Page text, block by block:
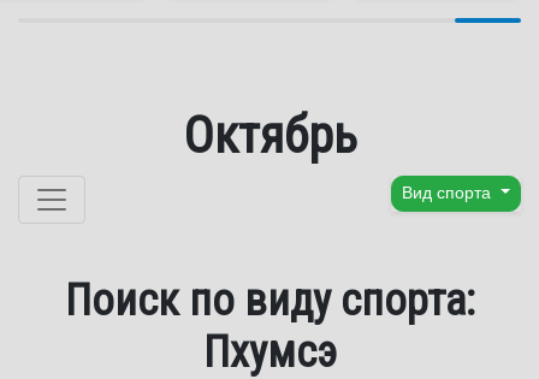
Октябрь
Перейти к содержанию Вид спорта
Поиск по виду спорта:
Пхумсэ